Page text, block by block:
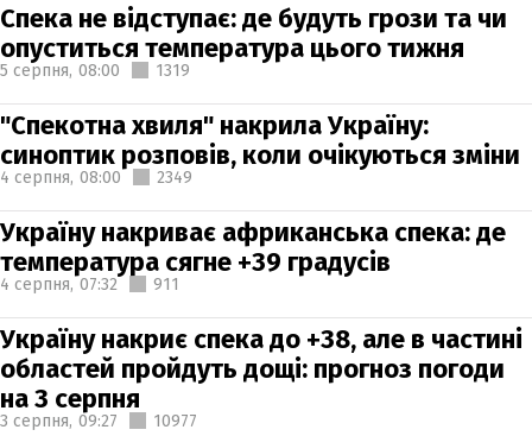
Спека не відступає: де будуть грози та чи
опуститься температура цього тижня
5 серпня, 08:00 1319
"Спекотна хвиля" накрила Україну:
синоптик розповів, коли очікуються зміни
4 серпня, 08:00 2349
Україну накриває африканська спека: де
температура сягне +39 градусів
4 серпня, 07:32 911
Україну накриє спека до +38, але в частині
областей пройдуть дощі: прогноз погоди
на 3 серпня
3 серпня, 09:27 10977